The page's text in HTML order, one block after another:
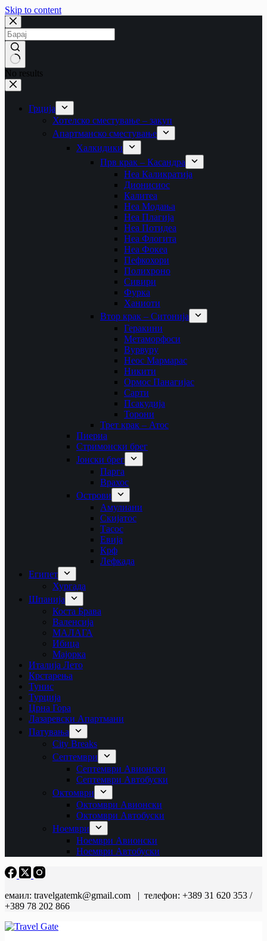
Skip to content
No results
Грција
Хотелско сместување – закуп
Апартманско сместување
Халкидики
Прв крак – Касандра
Неа Каликратија
Дионисиос
Калитеа
Неа Модања
Неа Плагија
Неа Потидеа
Неа Флогита
Неа Фокеа
Пефкохори
Полихроно
Сивири
Фурка
Ханиоти
Втор крак – Ситонија
Геракини
Метаморфоси
Вурвуру
Неос Мармарас
Никити
Ормос Панагијас
Сарти
Псакудија
Торони
Трет крак – Атос
Пиериа
Стримонски брег
Јонски брег
Парга
Врахос
Острови
Амулиани
Скијатос
Тасос
Евија
Крф
Лефкада
Египет
Хургада
Шпанија
Коста Брава
Валенсија
МАЛАГА
Ибица
Мајорка
Италија Лето
Крстарења
Тунис
Турција
Црна Гора
Лазаревски Апартмани
Патувања
City Breaks
Септември
Септември Авионски
Септември Автобуски
Октомври
Октомври Авионски
Октомври Автобуски
Ноември
Ноември Авионски
Ноември Автобуски
емаил: travelgatemk@gmail.com | телефон: +389 31 620 353 /
+389 78 202 866